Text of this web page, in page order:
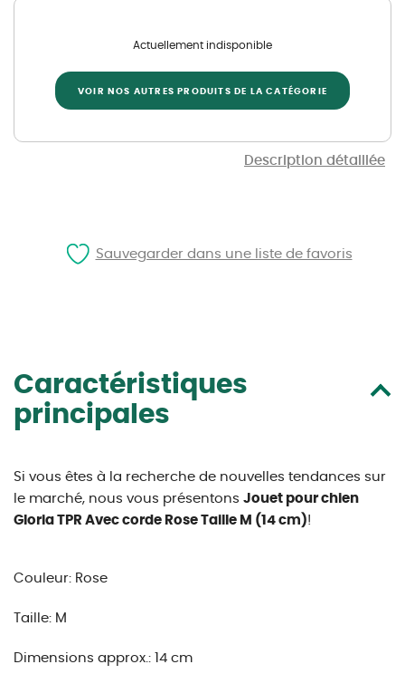
Description détaillée
Actuellement indisponible
VOIR NOS AUTRES PRODUITS DE LA CATÉGORIE
Caractéristiques
principales
Si vous êtes à la recherche de nouvelles tendances sur
le marché, nous vous présentons Jouet pour chien
Gloria TPR Avec corde Rose Taille M (14 cm)!
Couleur: Rose
Taille: M
Dimensions approx.: 14 cm
Sauvegarder dans une liste de favoris